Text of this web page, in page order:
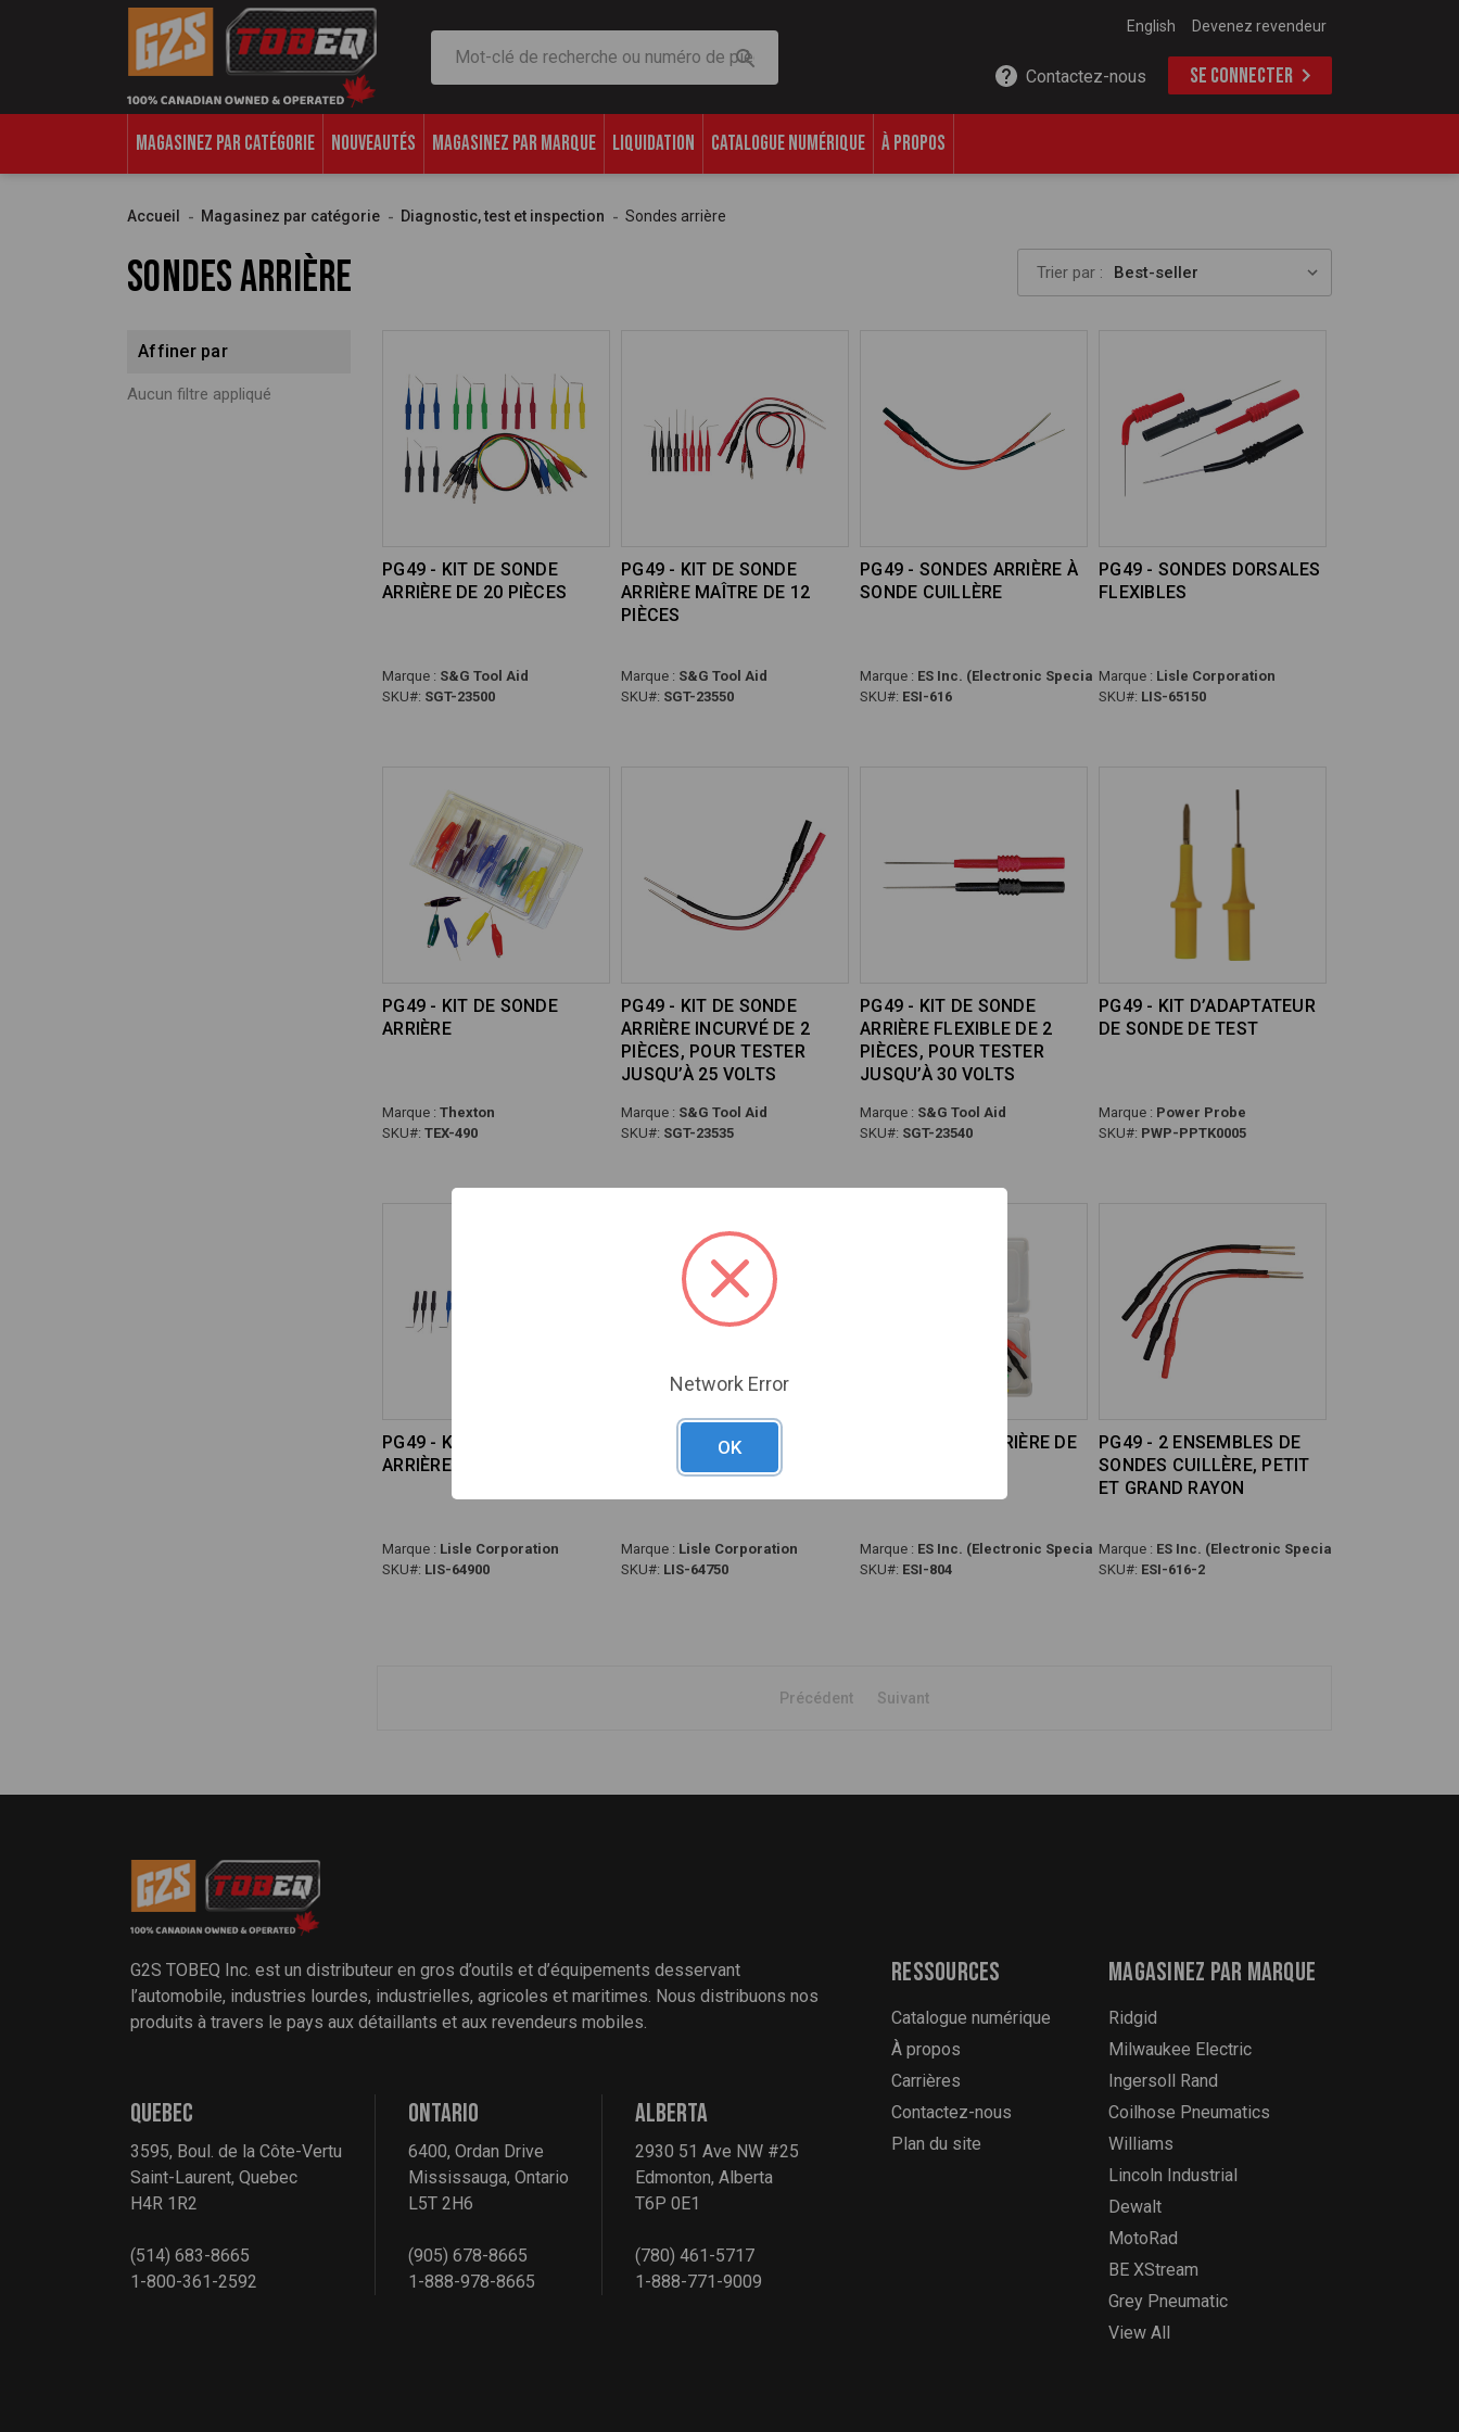
Devenez revendeur
English
Contactez-nous SE CONNECTER
MAGASINEZ PAR CATÉGORIE NOUVEAUTÉS MAGASINEZ PAR MARQUE LIQUIDATION CATALOGUE NUMÉRIQUE À PROPOS
Accueil Magasinez par catégorie Diagnostic, test et inspection Sondes arrière
Sondes arrière Trier par :
Affiner par
Aucun filtre appliqué
PG49 - KIT DE SONDE
ARRIÈRE DE 20 PIÈCES
Marque : S&G Tool Aid
SKU#: SGT-23500
PG49 - KIT DE SONDE
ARRIÈRE MAÎTRE DE 12
PIÈCES
Marque : S&G Tool Aid
SKU#: SGT-23550
PG49 - SONDES ARRIÈRE À
SONDE CUILLÈRE
Marque : ES Inc. (Electronic Specialties)
SKU#: ESI-616
PG49 - SONDES DORSALES
FLEXIBLES
Marque : Lisle Corporation
SKU#: LIS-65150
PG49 - KIT DE SONDE
ARRIÈRE
Marque : Thexton
SKU#: TEX-490
PG49 - KIT DE SONDE
ARRIÈRE INCURVÉ DE 2
PIÈCES, POUR TESTER
JUSQU’À 25 VOLTS
Marque : S&G Tool Aid
SKU#: SGT-23535
PG49 - KIT DE SONDE
ARRIÈRE FLEXIBLE DE 2
PIÈCES, POUR TESTER
JUSQU’À 30 VOLTS
Marque : S&G Tool Aid
SKU#: SGT-23540
PG49 - KIT D’ADAPTATEUR
DE SONDE DE TEST
Marque : Power Probe
SKU#: PWP-PPTK0005
PG49 - KIT DE SONDE
ARRIÈRE DE 17 PIÈCES
Marque : Lisle Corporation
SKU#: LIS-64900
PG49 - KIT DE SONDE
ARRIÈRE DE 11 PIÈCES
Marque : Lisle Corporation
SKU#: LIS-64750
KIT DE SONDE ARRIÈRE DE
Marque : ES Inc. (Electronic Specialties)
SKU#: ESI-804
PG49 - 2 ENSEMBLES DE
SONDES CUILLÈRE, PETIT
ET GRAND RAYON
Marque : ES Inc. (Electronic Specialties)
SKU#: ESI-616-2
Précédent Suivant
G2S TOBEQ Inc. est un distributeur en gros d’outils et d’équipements desservant
l’automobile, industries lourdes, industrielles, agricoles et maritimes. Nous distribuons nos
produits à travers le pays aux détaillants et aux revendeurs mobiles.
QUEBEC
3595, Boul. de la Côte-Vertu
Saint-Laurent, Quebec
H4R 1R2
(514) 683-8665
1-800-361-2592
ONTARIO
6400, Ordan Drive
Mississauga, Ontario
L5T 2H6
(905) 678-8665
1-888-978-8665
ALBERTA
2930 51 Ave NW #25
Edmonton, Alberta
T6P 0E1
(780) 461-5717
1-888-771-9009
Magasinez par marque
Ridgid
Milwaukee Electric
Ingersoll Rand
Coilhose Pneumatics
Williams
Lincoln Industrial
Dewalt
MotoRad
BE XStream
Grey Pneumatic
View All
Ressources
Catalogue numérique
À propos
Carrières
Contactez-nous
Plan du site
Network Error
OK